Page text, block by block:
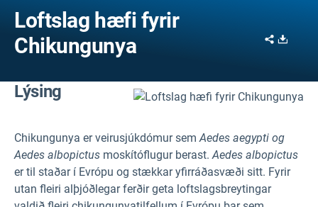
Loftslag hæfi fyrir
Chikungunya
Share
Lýsing
Chikungunya er veirusjúkdómur semAedes aegypti og
Aedes albopictus moskítóflugur berast.Aedes albopictus
er til staðar í Evrópu og stækkar yfirráðasvæði sitt. Fyrir
utan fleiri alþjóðlegar ferðir geta loftslagsbreytingar